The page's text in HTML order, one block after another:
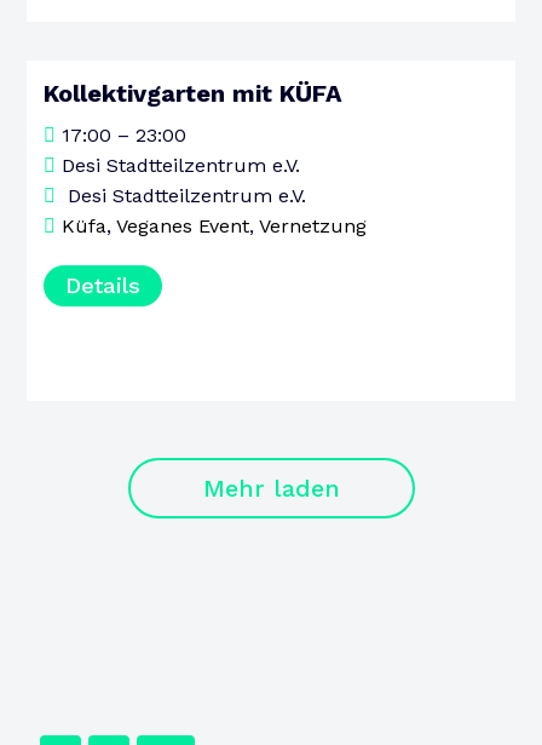
20
DONNERSTAG
Kollektivgarten mit KÜFA
17:00 – 23:00
Desi Stadtteilzentrum e.V.
Desi Stadtteilzentrum e.V.
Küfa,Veganes Event,Vernetzung
Details
Mehr laden